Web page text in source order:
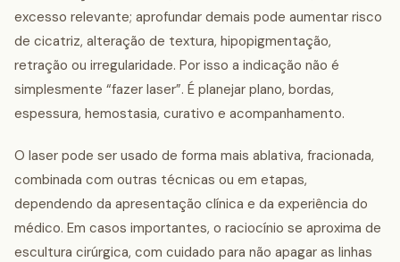
excesso relevante; aprofundar demais pode aumentar risco
de cicatriz, alteração de textura, hipopigmentação,
retração ou irregularidade. Por isso a indicação não é
simplesmente “fazer laser”. É planejar plano, bordas,
espessura, hemostasia, curativo e acompanhamento.
O laser pode ser usado de forma mais ablativa, fracionada,
combinada com outras técnicas ou em etapas,
dependendo da apresentação clínica e da experiência do
médico. Em casos importantes, o raciocínio se aproxima de
escultura cirúrgica, com cuidado para não apagar as linhas